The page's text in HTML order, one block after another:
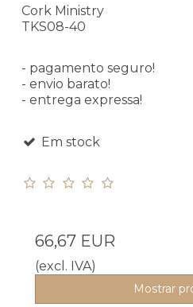
Cork Ministry
TKS08-40
- pagamento seguro!
- envio barato!
- entrega expressa!
Em stock
66,67 EUR
(excl. IVA)
Mostrar